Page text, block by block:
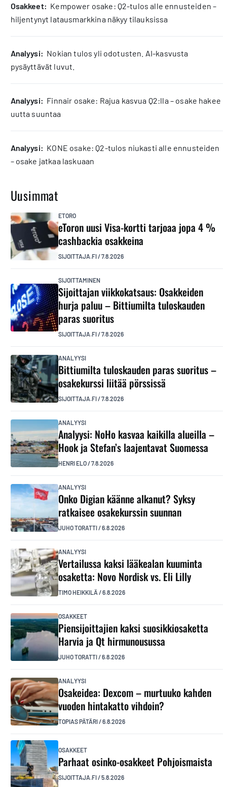
osakkeet: Kempower osake: Q2-tulos alle ennusteiden –
hiljentynyt latausmarkkina näkyy tilauksissa
analyysi: Nokian tulos yli odotusten. AI-kasvusta
pysäyttävät luvut.
analyysi: Finnair osake: Rajua kasvua Q2:lla – osake hakee
uutta suuntaa
analyysi: KONE osake: Q2-tulos niukasti alle ennusteiden
– osake jatkaa laskuaan
Uusimmat
ETORO
eToron uusi Visa-kortti tarjoaa jopa 4 %
cashbackia osakkeina
SIJOITTAJA.FI/7.8.2026
SIJOITTAMINEN
Sijoittajan viikkokatsaus: Osakkeiden
hurja paluu – Bittiumilta tuloskauden
paras suoritus
SIJOITTAJA.FI/7.8.2026
ANALYYSI
Bittiumilta tuloskauden paras suoritus –
osakekurssi liitää pörssissä
SIJOITTAJA.FI/7.8.2026
ANALYYSI
Analyysi: NoHo kasvaa kaikilla alueilla –
Hook ja Stefan’s laajentavat Suomessa
HENRI ELO/7.8.2026
ANALYYSI
Onko Digian käänne alkanut? Syksy
ratkaisee osakekurssin suunnan
JUHO TORATTI/6.8.2026
ANALYYSI
Vertailussa kaksi lääkealan kuuminta
osaketta: Novo Nordisk vs. Eli Lilly
TIMO HEIKKILÄ /6.8.2026
OSAKKEET
Piensijoittajien kaksi suosikkiosaketta
Harvia ja Qt hirmunousussa
JUHO TORATTI/6.8.2026
ANALYYSI
Osakeidea: Dexcom – murtuuko kahden
vuoden hintakatto vihdoin?
TOPIAS PÄTÄRI/6.8.2026
OSAKKEET
Parhaat osinko-osakkeet Pohjoismaista
SIJOITTAJA.FI/5.8.2026